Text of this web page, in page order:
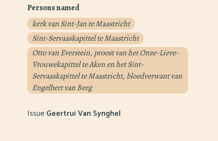
Persons named
kerk van Sint-Jan te Maastricht
Sint-Servaaskapittel te Maastricht
Otto van Everstein, proost van het Onze-Lieve-
Vrouwekapittel te Aken en het Sint-
Servaaskapittel te Maastricht, bloedverwant van
Engelbert van Berg
IssueGeertrui Van Synghel